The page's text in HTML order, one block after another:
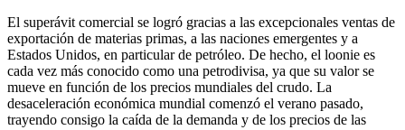
El superávit comercial se logró gracias a las excepcionales ventas de
exportación de materias primas, a las naciones emergentes y a
Estados Unidos, en particular de petróleo. De hecho, el loonie es
cada vez más conocido como una petrodivisa, ya que su valor se
mueve en función de los precios mundiales del crudo. La
desaceleración económica mundial comenzó el verano pasado,
trayendo consigo la caída de la demanda y de los precios de las